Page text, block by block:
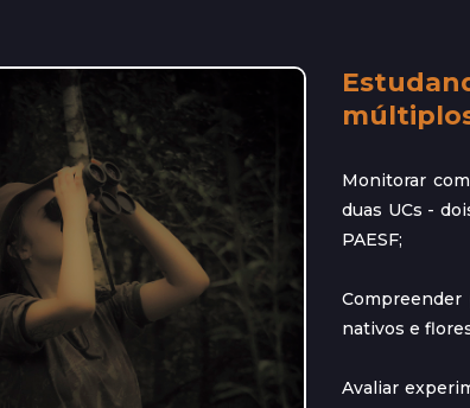
Monitorar
duas UCs -
PAESF;
nativos e
Avaliar